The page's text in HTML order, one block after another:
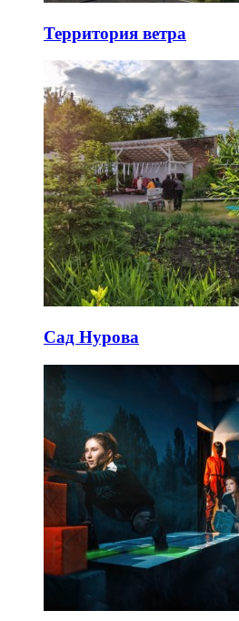
Территория ветра
Сад Нурова